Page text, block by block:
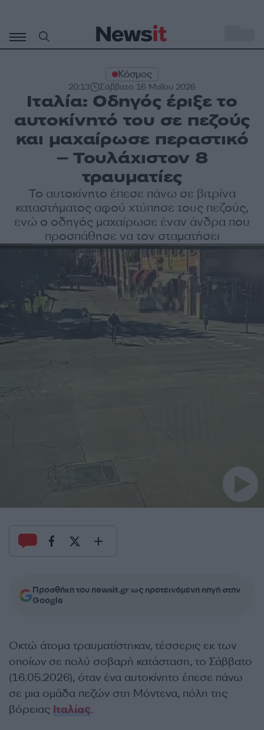
περιεχόμενο
Κόσμος
20:13 Σάββατο 16 Μαΐου 2026
Ιταλία: Οδηγός έριξε το
αυτοκίνητό του σε πεζούς
και μαχαίρωσε περαστικό
– Τουλάχιστον 8
τραυματίες
Το αυτοκίνητο έπεσε πάνω σε βιτρίνα
καταστήματος αφού χτύπησε τους πεζούς,
ενώ ο οδηγός μαχαίρωσε έναν άνδρα που
προσπάθησε να τον σταματήσει
Προσθήκη του newsit.gr ως προτεινόμενη πηγή στην
Google
Οκτώ άτομα τραυματίστηκαν, τέσσερις εκ των
οποίων σε πολύ σοβαρή κατάσταση, το Σάββατο
(16.05.2026), όταν ένα αυτοκίνητο έπεσε πάνω
σε μια ομάδα πεζών στη Μόντενα, πόλη της
βόρειας Ιταλίας.